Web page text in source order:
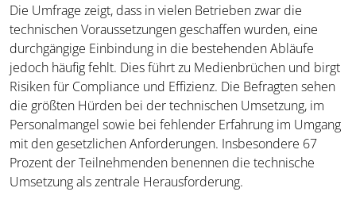
Die Umfrage zeigt, dass in vielen Betrieben zwar die
technischen Voraussetzungen geschaffen wurden, eine
durchgängige Einbindung in die bestehenden Abläufe
jedoch häufig fehlt. Dies führt zu Medienbrüchen und birgt
Risiken für Compliance und Effizienz. Die Befragten sehen
die größten Hürden bei der technischen Umsetzung, im
Personalmangel sowie bei fehlender Erfahrung im Umgang
mit den gesetzlichen Anforderungen. Insbesondere 67
Prozent der Teilnehmenden benennen die technische
Umsetzung als zentrale Herausforderung.